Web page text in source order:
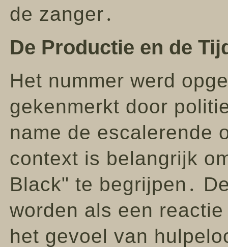
de zanger․
De Productie en de
Het nummer werd
gekenmerkt door
name de escalerende
context is belangrijk
Black" te begrijpen․
worden als een
het gevoel van